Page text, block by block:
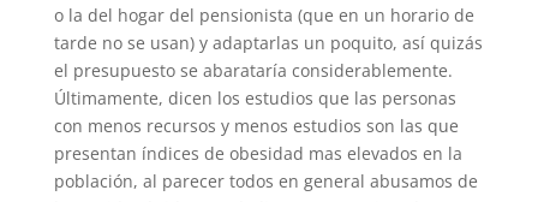
o la del hogar del pensionista (que en un horario de
tarde no se usan) y adaptarlas un poquito, así quizás
el presupuesto se abarataría considerablemente.
Últimamente, dicen los estudios que las personas
con menos recursos y menos estudios son las que
presentan índices de obesidad mas elevados en la
población, al parecer todos en general abusamos de